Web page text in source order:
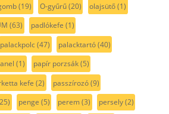
(19) O-gyűrű(20) olajsütő(1)
(63) padlókefe (1)
palackpolc(47) palacktartó(40)
(1) papír porzsák(5)
kefe (2) passzírozó(9)
penge (5) perem(3) persely(2)